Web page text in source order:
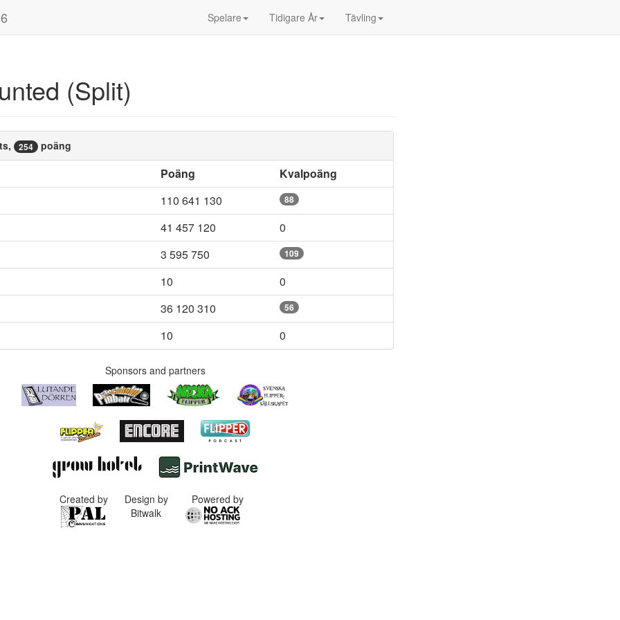
Spelare Tidigare År Tävling
(Split)
254 poäng
Poäng
Kvalpoäng
110 641 130
88
41 457 120
0
3 595 750
109
10
0
36 120 310
56
10 0
Sponsors and partners
Created by
Design by
Bitwalk
Powered by